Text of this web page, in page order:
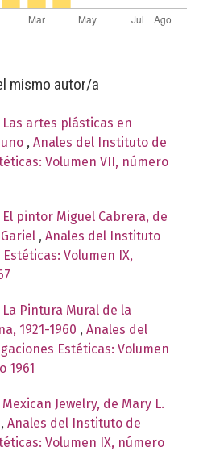
mismo autor/a
Las artes plásticas en
, Anales del Instituto de
Volumen VII, número
El pintor Miguel Cabrera, de
, Anales del Instituto
Volumen IX,
La Pintura Mural de la
1921-1960 , Anales del
Estéticas: Volumen
1961
Mexican Jewelry, de Mary L.
, Anales del Instituto de
Volumen IX, número